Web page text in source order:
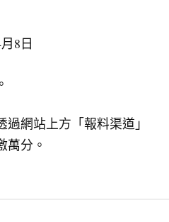
8日
網站上方「報料渠道」
萬分。